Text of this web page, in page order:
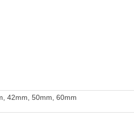
42mm, 50mm, 60mm